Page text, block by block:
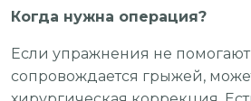
Когда нужна операция?
Если упражнения не
сопровождается грыжей,